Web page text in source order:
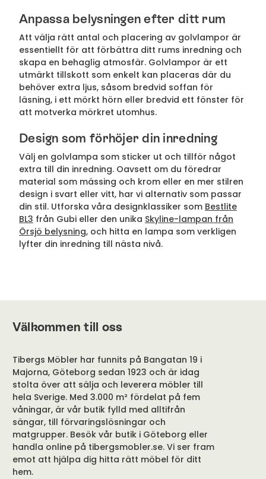
Anpassa belysningen efter ditt rum
Att välja rätt antal och placering av golvlampor är
essentiellt för att förbättra ditt rums inredning och
skapa en behaglig atmosfär. Golvlampor är ett
utmärkt tillskott som enkelt kan placeras där du
behöver extra ljus, såsom bredvid soffan för
läsning, i ett mörkt hörn eller bredvid ett fönster för
att motverka mörkret utomhus.
Design som förhöjer din inredning
Välj en golvlampa som sticker ut och tillför något
extra till din inredning. Oavsett om du föredrar
material som mässing och krom eller en mer stilren
design i svart eller vitt, har vi alternativ som passar
din stil. Utforska våra designklassiker som Bestlite
BL3 från Gubi eller den unika Skyline-lampan från
Örsjö belysning, och hitta en lampa som verkligen
lyfter din inredning till nästa nivå.
Välkommen till oss
Tibergs Möbler har funnits på Bangatan 19 i
Majorna, Göteborg sedan 1923 och är idag
stolta över att sälja och leverera möbler till
hela Sverige. Med 3.000 m² fördelat på fem
våningar, är vår butik fylld med alltifrån
sängar, till förvaringslösningar och
matgrupper. Besök vår butik i Göteborg eller
handla online på tibergsmobler.se. Vi ser fram
emot att hjälpa dig hitta rätt möbel för ditt
hem.